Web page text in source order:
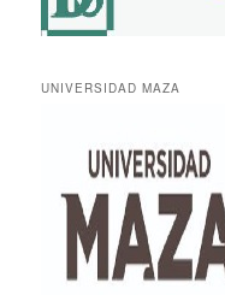
UNIVERSIDAD MAZA